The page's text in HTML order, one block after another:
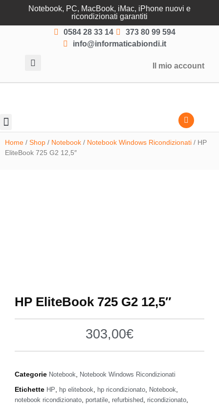
Notebook, PC, MacBook, iMac, iPhone nuovi e
ricondizionati garantiti
0584 28 33 14
373 80 99 594
info@informaticabiondi.it
Il mio account
Home / Shop / Notebook / Notebook Windows Ricondizionati / HP
EliteBook 725 G2 12,5″
HP EliteBook 725 G2 12,5″
303,00€
Categorie Notebook Notebook Windows Ricondizionati
Etichette HP hp elitebook hp ricondizionato Notebook
notebook ricondizionato portatile refurbished ricondizionato